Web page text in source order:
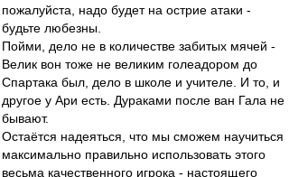
пожалуйста, надо будет на острие атаки -
будьте любезны.
Пойми, дело не в количестве забитых мячей -
Велик вон тоже не великим голеадором до
Спартака был, дело в школе и учителе. И то, и
другое у Ари есть. Дураками после ван Гала не
бывают.
Остаётся надеяться, что мы сможем научиться
максимально правильно использовать этого
весьма качественного игрока - настоящего